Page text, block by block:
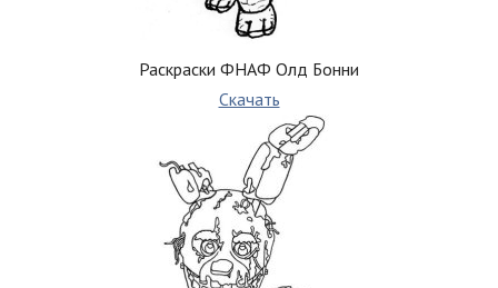
Раскраски ФНАФ Олд Бонни
Скачать